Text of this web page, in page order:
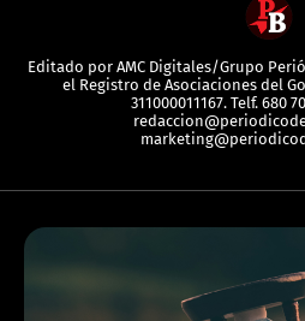
Editado por AMC Digitales/Grupo
el Registro de Asociaciones del
311000011167. Telf. 680